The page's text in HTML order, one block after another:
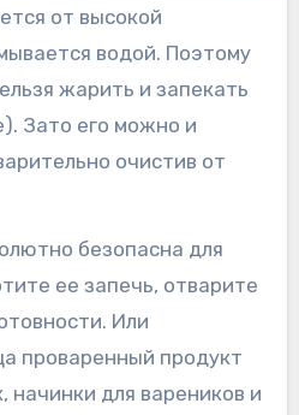
от высокой
водой. Поэтому
жарить и запекать
Зато его можно и
очистив от
безопасна для
ее запечь, отварите
Или
проваренный продукт
начинки для вареников и